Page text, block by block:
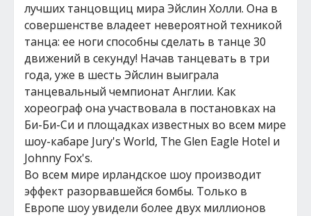
лучших танцовщиц мира Эйслин Холли. Она в
совершенстве владеет невероятной техникой
танца: ее ноги способны сделать в танце 30
движений в секунду! Начав танцевать в три
года, уже в шесть Эйслин выиграла
танцевальный чемпионат Англии. Как
хореограф она участвовала в постановках на
Би-Би-Си и площадках известных во всем мире
шоу-кабаре Jury's World, The Glen Eagle Hotel и
Johnny Fox's.
Во всем мире ирландское шоу производит
эффект разорвавшейся бомбы. Только в
Европе шоу увидели более двух миллионов